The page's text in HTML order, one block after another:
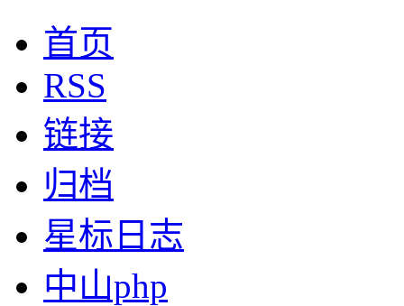
首页
RSS
链接
归档
星标日志
中山php